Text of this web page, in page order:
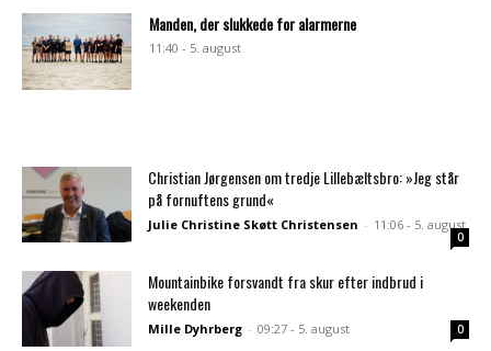
Manden, der slukkede for alarmerne
11:40 - 5. august
Christian Jørgensen om tredje Lillebæltsbro: »Jeg står
på fornuftens grund«
Julie Christine Skøtt Christensen - 11:06 - 5. august
0
Mountainbike forsvandt fra skur efter indbrud i
weekenden
Mille Dyhrberg - 09:27 - 5. august 0